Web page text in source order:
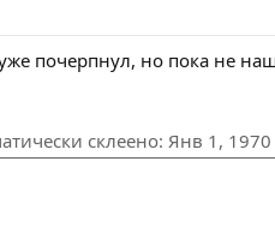
почерпнул, но пока не
склеено: Янв 1, 1970